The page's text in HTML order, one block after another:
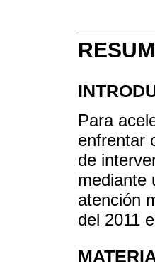
Para
enfrentar
de
mediante
atención
del 2011